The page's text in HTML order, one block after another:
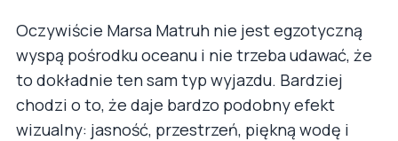
Oczywiście Marsa Matruh nie jest egzotyczną
wyspą pośrodku oceanu i nie trzeba udawać, że
to dokładnie ten sam typ wyjazdu. Bardziej
chodzi o to, że daje bardzo podobny efekt
wizualny: jasność, przestrzeń, piękną wodę i